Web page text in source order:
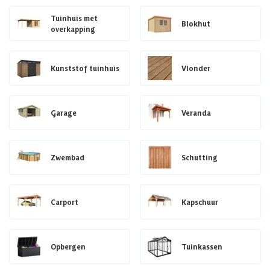
Tuinhuis met
overkapping
Blokhut
Kunststof tuinhuis Vlonder
Garage Veranda
Zwembad Schutting
Carport Kapschuur
Opbergen Tuinkassen